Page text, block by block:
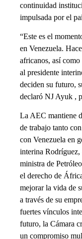
continuidad
impulsada por el
“Este es el
en Venezuela.
africanos, así
al presidente
deciden su futuro,
declaró NJ Ayuk ,
La AEC mantiene
de trabajo tanto
con Venezuela en
interina Rodríguez,
ministra de
el derecho de
mejorar la vida de
a través de su
fuertes vínculos
futuro, la Cámara
un compromiso